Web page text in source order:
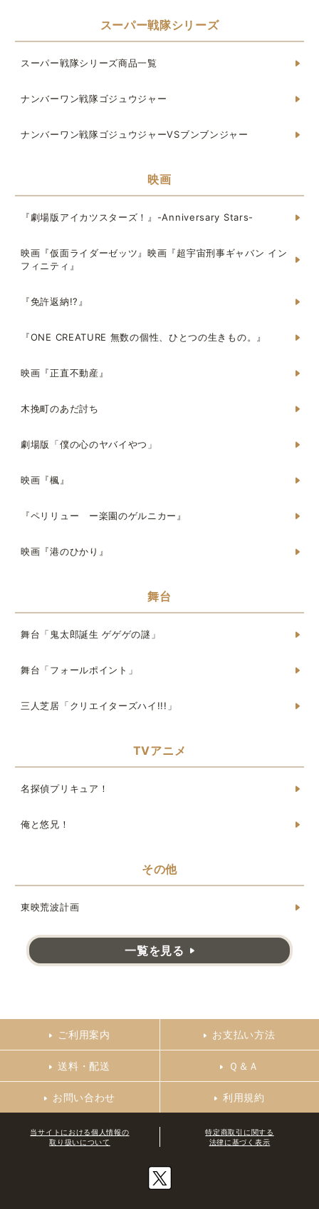
スーパー戦隊シリーズ
スーパー戦隊シリーズ商品一覧
ナンバーワン戦隊ゴジュウジャー
ナンバーワン戦隊ゴジュウジャーVSブンブンジャー
映画
『劇場版アイカツスターズ！』-Anniversary Stars-
映画『仮面ライダーゼッツ』映画『超宇宙刑事ギャバン イン
フィニティ』
『免許返納!?』
『ONE CREATURE 無数の個性、ひとつの生きもの。』
映画『正直不動産』
木挽町のあだ討ち
劇場版「僕の心のヤバイやつ」
映画『楓』
『ペリリュー ー楽園のゲルニカー』
映画『港のひかり』
舞台
舞台「鬼太郎誕生 ゲゲゲの謎」
舞台「フォールポイント」
三人芝居「クリエイターズハイ!!!」
TVアニメ
名探偵プリキュア！
俺と悠兄！
その他
東映荒波計画
一覧を見る
ご利用案内 お支払い方法
送料・配送 Ｑ＆Ａ
お問い合わせ 利用規約
当サイトにおける個人情報の
取り扱いについて
特定商取引に関する
法律に基づく表示